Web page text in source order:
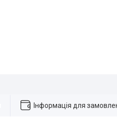
Інформація для